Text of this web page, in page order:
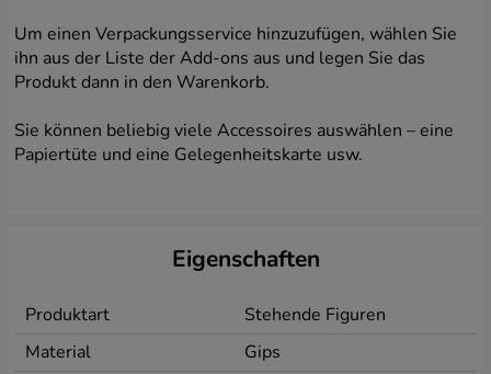
Um einen Verpackungsservice hinzuzufügen, wählen Sie
ihn aus der Liste der Add-ons aus und legen Sie das
Produkt dann in den Warenkorb.
Sie können beliebig viele Accessoires auswählen – eine
Papiertüte und eine Gelegenheitskarte usw.
Eigenschaften
Produktart
Stehende Figuren
Material
Gips